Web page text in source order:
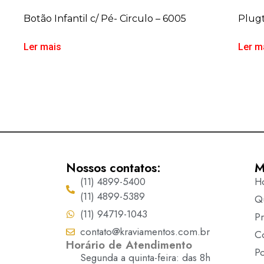
Botão Infantil c/ Pé- Circulo – 6005
Ler mais Ler
Nossos contatos:
(11) 4899-5400
(11) 4899-5389
(11) 94719-1043
contato@kraviamentos.com.br
Horário de Atendimento
Segunda a quinta-feira: das 8h